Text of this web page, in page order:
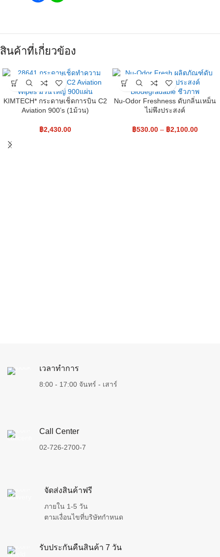
สินค้าที่เกี่ยวข้อง
KIMTECH* กระดาษเช็ดการบิน C2
Aviation 900’s (1ม้วน)
฿2,430.00
Nu-Odor Freshness ดับกลิ่นเหม็น
ไม่พึงประสงค์
฿530.00 – ฿2,100.00
เวลาทำการ
8:00 - 17:00 จันทร์ - เสาร์
Call Center
02-726-2700-7
จัดส่งสินค้าฟรี
ภายใน 1-5 วัน
ตามเงื่อนไขที่บริษัทกำหนด
รับประกันคืนสินค้า 7 วัน